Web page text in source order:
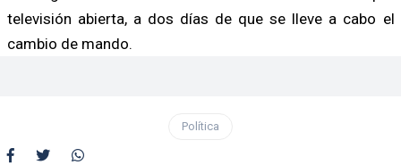
televisión abierta, a dos días de que se lleve a cabo el
cambio de mando.
Política